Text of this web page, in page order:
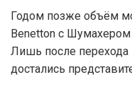
Годом позже объём
Benetton с Шумахером
Лишь после перехода
достались